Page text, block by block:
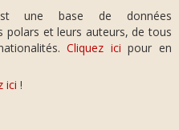
une base de données
polars et leurs auteurs, de tous
Cliquez ici pour en
ici !